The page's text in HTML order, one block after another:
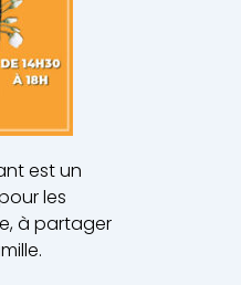
est un
les
à partager